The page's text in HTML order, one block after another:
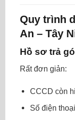
Quy trình
An – Tây
Hồ sơ trả
Rất đơn giản:
CCCD còn
Số điện